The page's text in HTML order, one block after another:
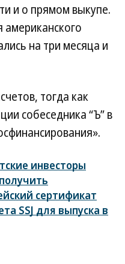
и о прямом выкупе.
на три месяца и
тогда как
собеседника “Ъ” в
инвесторы
сертификат
SSJ для выпуска в